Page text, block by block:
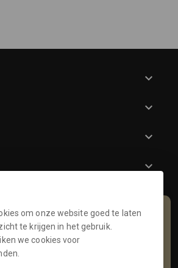
voor onze nieuwsbrief
om onze website goed te laten
te krijgen in het gebruik.
we cookies voor